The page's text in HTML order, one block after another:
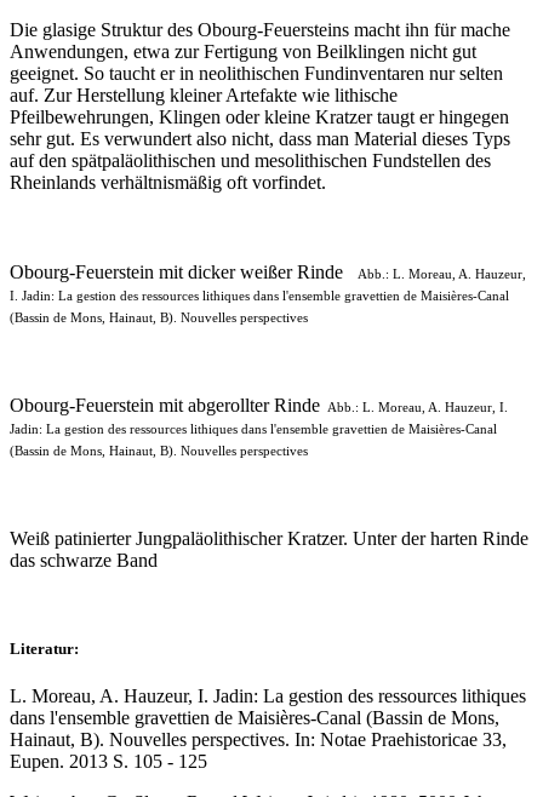
Die glasige Struktur des Obourg-Feuersteins macht ihn für mache
Anwendungen, etwa zur Fertigung von Beilklingen nicht gut
geeignet. So taucht er in neolithischen Fundinventaren nur selten
auf. Zur Herstellung kleiner Artefakte wie lithische
Pfeilbewehrungen, Klingen oder kleine Kratzer taugt er hingegen
sehr gut. Es verwundert also nicht, dass man Material dieses Typs
auf den spätpaläolithischen und mesolithischen Fundstellen des
Rheinlands verhältnismäßig oft vorfindet.
Obourg-Feuerstein mit dicker weißer Rinde
Abb.: L. Moreau, A. Hauzeur,
I. Jadin: La gestion des ressources lithiques dans l'ensemble gravettien de Maisières-​Canal
(Bassin de Mons, Hainaut, B). Nouvelles perspectives
Obourg-Feuerstein mit abgerollter Rinde Abb.: L. Moreau, A. Hauzeur, I.
Jadin: La gestion des ressources lithiques dans l'ensemble gravettien de Maisières-​Canal
(Bassin de Mons, Hainaut, B). Nouvelles perspectives
Weiß patinierter Jungpaläolithischer Kratzer. Unter der harten Rinde
das schwarze Band
Literatur:
L. Moreau, A. Hauzeur, I. Jadin: La gestion des ressources lithiques
dans l'ensemble gravettien de Maisières-​Canal (Bassin de Mons,
Hainaut, B). Nouvelles perspectives. In: Notae Praehistoricae 33,
Eupen. 2013 S. 105 - 125